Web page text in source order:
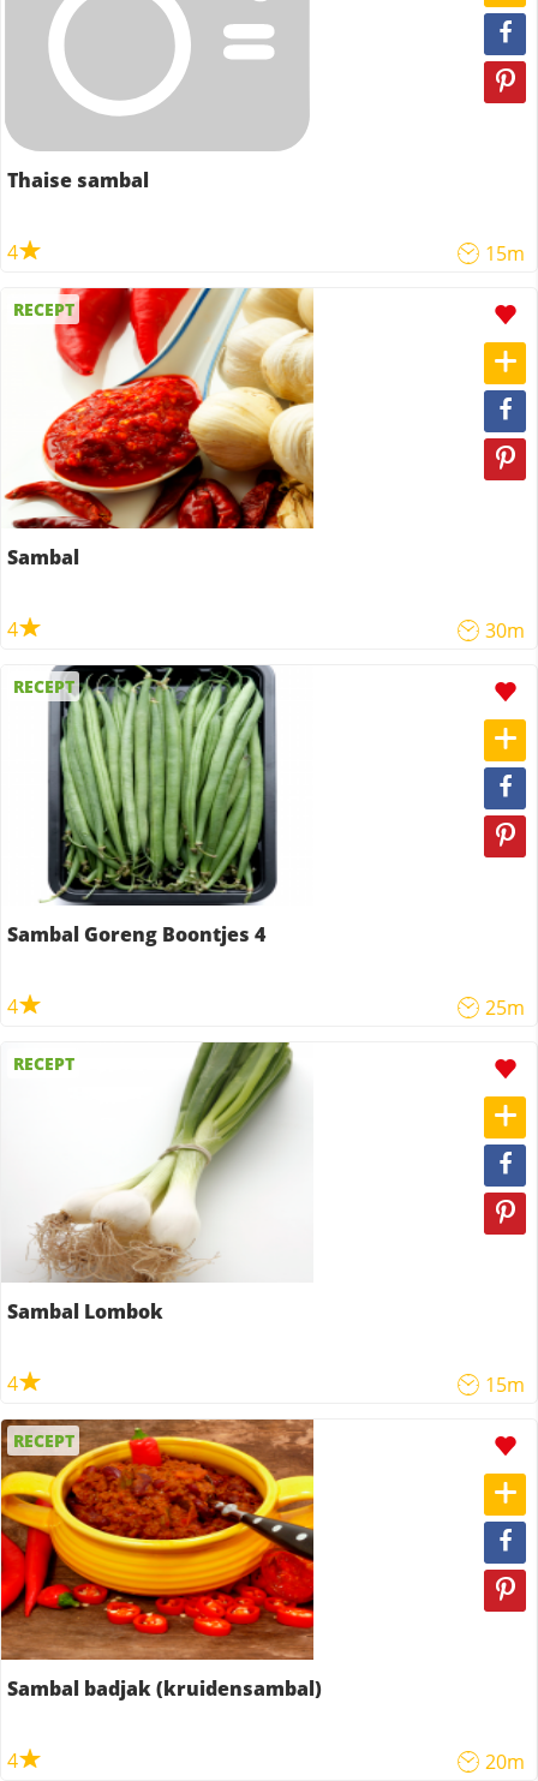
Thaise sambal
4 15m
RECEPT
Sambal
4 30m
RECEPT
Sambal Goreng Boontjes 4
4 25m
RECEPT
Sambal Lombok
4 15m
RECEPT
Sambal badjak (kruidensambal)
4 20m